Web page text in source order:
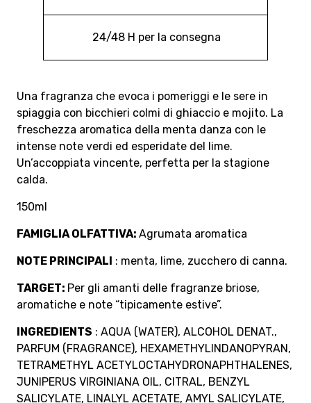
24/48 H per la consegna
Una fragranza che evoca i pomeriggi e le sere in
spiaggia con bicchieri colmi di ghiaccio e mojito. La
freschezza aromatica della menta danza con le
intense note verdi ed esperidate del lime.
Un’accoppiata vincente, perfetta per la stagione
calda.
150ml
FAMIGLIA OLFATTIVA:Agrumata aromatica
NOTE PRINCIPALI : menta, lime, zucchero di canna.
TARGET: Per gli amanti delle fragranze briose,
aromatiche e note “tipicamente estive”.
INGREDIENTS : AQUA (WATER), ALCOHOL DENAT.,
PARFUM (FRAGRANCE), HEXAMETHYLINDANOPYRAN,
TETRAMETHYL ACETYLOCTAHYDRONAPHTHALENES,
JUNIPERUS VIRGINIANA OIL, CITRAL, BENZYL
SALICYLATE, LINALYL ACETATE, AMYL SALICYLATE,